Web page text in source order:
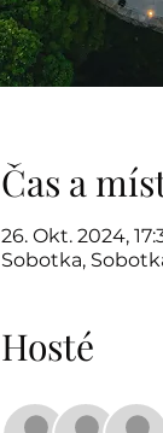
Čas a
26. Okt. 2024,
Sobotka,
Hosté